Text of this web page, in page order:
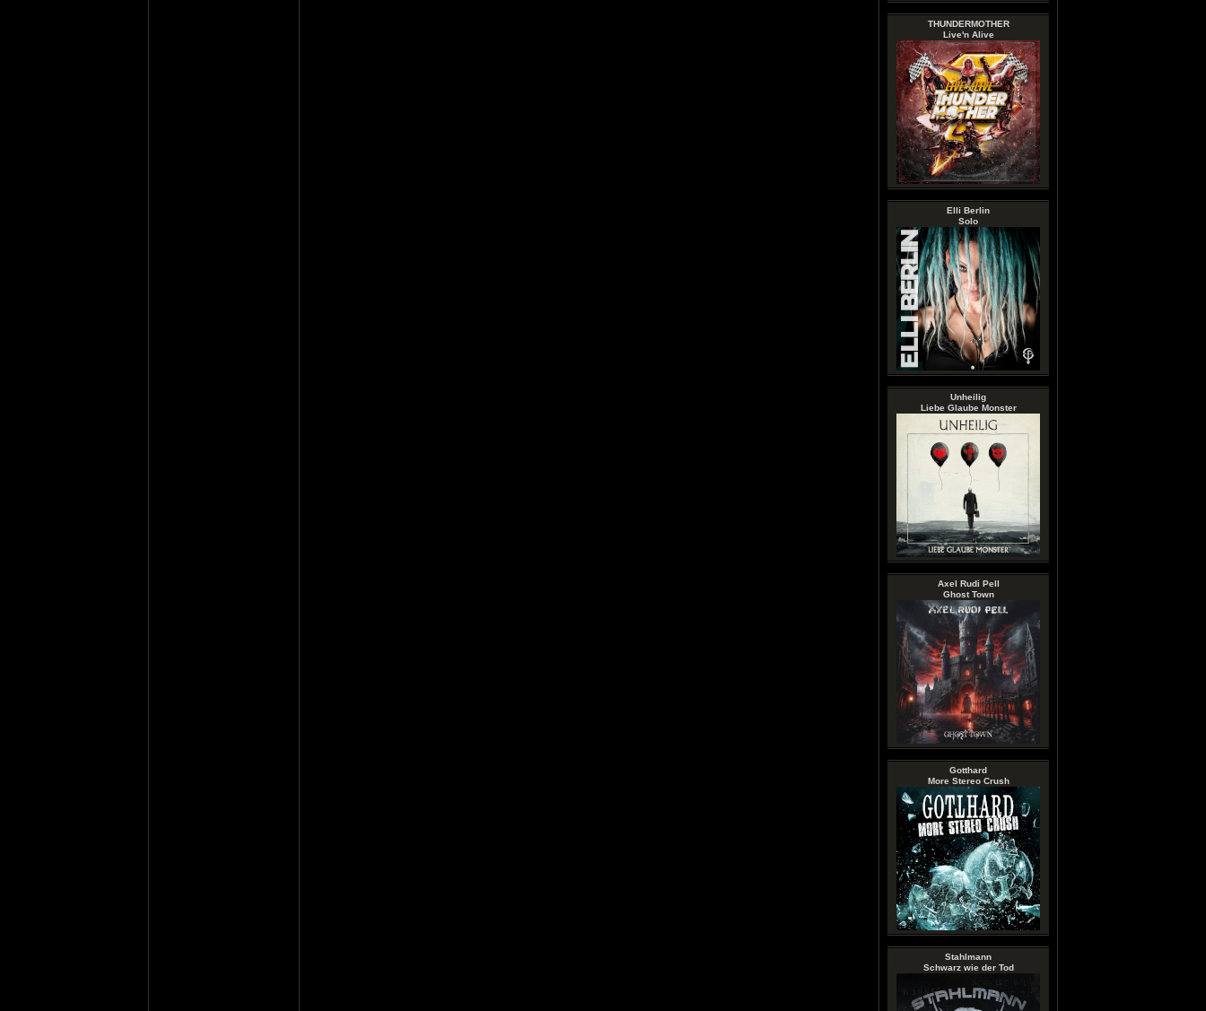
THUNDERMOTHER
Live'n Alive
Elli Berlin
Solo
Unheilig
Liebe Glaube Monster
Axel Rudi Pell
Ghost Town
Gotthard
More Stereo Crush
Stahlmann
Schwarz wie der Tod